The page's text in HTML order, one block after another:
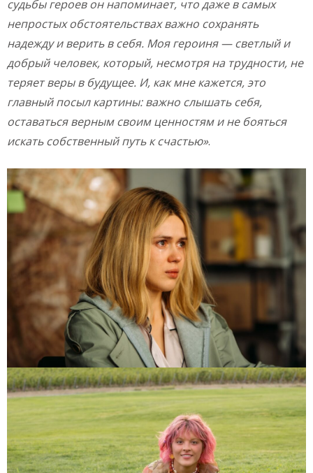
судьбы героев он напоминает, что даже в самых
непростых обстоятельствах важно сохранять
надежду и верить в себя. Моя героиня — светлый и
добрый человек, который, несмотря на трудности, не
теряет веры в будущее. И, как мне кажется, это
главный посыл картины: важно слышать себя,
оставаться верным своим ценностям и не бояться
искать собственный путь к счастью».